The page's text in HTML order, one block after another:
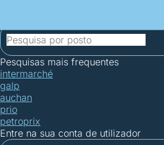
Pesquisas mais frequentes
intermarché
galp
auchan
prio
petroprix
Entre na sua conta de utilizador